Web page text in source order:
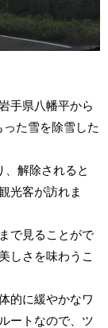
手県八幡平から
た雪を除雪した
、解除されると
光客が訪れま
で見ることがで
しさを味わうこ
的に緩やかなワ
ートなので、ツ